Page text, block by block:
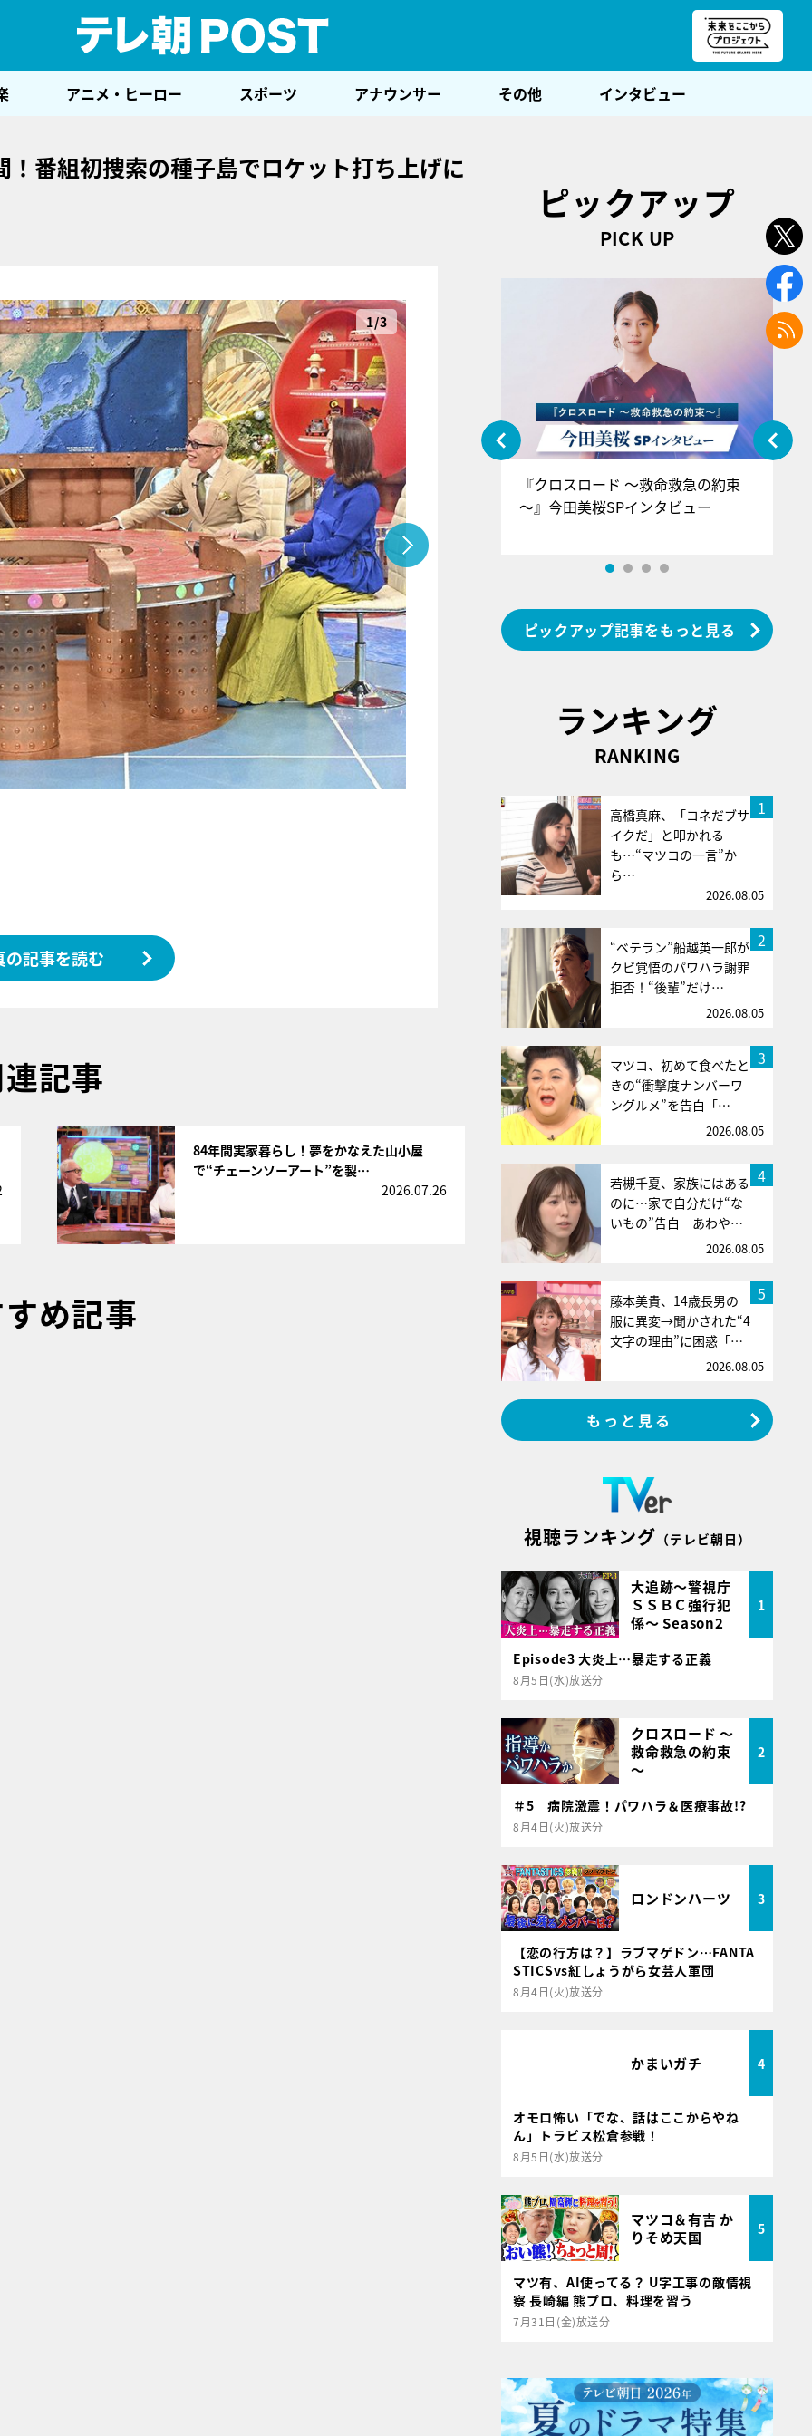
アニメ・ヒーロー スポーツ アナウンサー その他 インタビュー
番組初捜索の種子島でロケット打ち上げに
1/3
の記事を読む
記事
84年間実家暮らし！夢をかなえた山小屋
で“チェーンソーアート”を製…
2026.07.26
め記事
ピックアップ
PICK UP
『アイ＝ラブ！げーみんぐ』＝LOV
E齋藤樹愛羅＆佐々木舞香SPインタ
ビュー
『クロスロード ～救命救急の約束
～』今田美桜SPインタビュー
ピックアップ記事をもっと見る
ランキング
RANKING
1
高橋真麻、「コネだブサ
イクだ」と叩かれる
も…“マツコの一言”か
ら…
2026.08.05
2
“ベテラン”船越英一郎が
クビ覚悟のパワハラ謝罪
拒否！“後輩”だけ…
2026.08.05
3
マツコ、初めて食べたと
きの“衝撃度ナンバーワ
ングルメ”を告白「…
2026.08.05
4
若槻千夏、家族にはある
のに…家で自分だけ“な
いもの”告白 あわや…
2026.08.05
5
藤本美貴、14歳長男の
服に異変→聞かされた“4
文字の理由”に困惑「…
2026.08.05
もっと見る
視聴ランキング （テレビ朝日）
大追跡～警視庁
ＳＳＢＣ強行犯
係～ Season2
1
Episode3 大炎上…暴走する正義
8月5日(水)放送分
クロスロード ～
救命救急の約束
～
2
＃5 病院激震！パワハラ＆医療事故!?
8月4日(火)放送分
ロンドンハーツ 3
【恋の行方は？】ラブマゲドン…FANTA
STICSvs紅しょうがら女芸人軍団
8月4日(火)放送分
かまいガチ 4
オモロ怖い「でな、話はここからやね
ん」トラビス松倉参戦！
8月5日(水)放送分
マツコ＆有吉 か
りそめ天国
5
マツ有、AI使ってる？ U字工事の敵情視
察 長崎編 熊プロ、料理を習う
7月31日(金)放送分